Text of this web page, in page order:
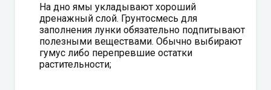
На дно ямы укладывают хороший
дренажный слой. Грунтосмесь для
заполнения лунки обязательно подпитывают
полезными веществами. Обычно выбирают
гумус либо перепревшие остатки
растительности;